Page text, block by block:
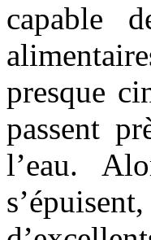
capable
presque
passent
l’eau.